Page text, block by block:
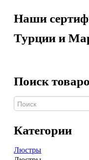
Наши
Турции и
Поиск
Категории
Люстры